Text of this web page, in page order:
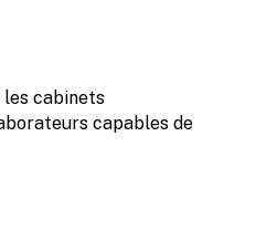
cabinets
capables de